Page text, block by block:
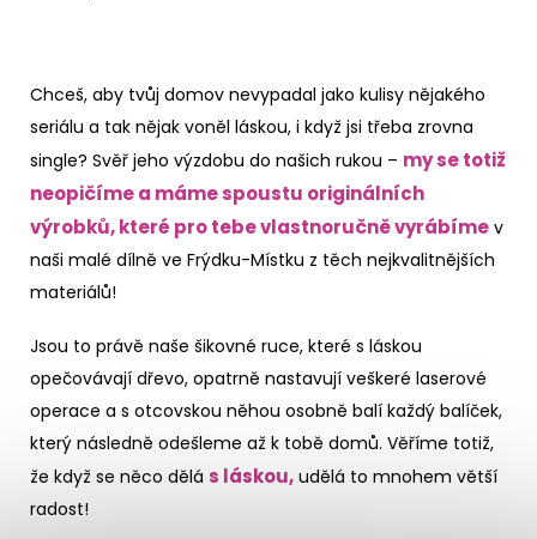
Chceš, aby tvůj domov nevypadal jako kulisy nějakého
seriálu a tak nějak voněl láskou, i když jsi třeba zrovna
single? Svěř jeho výzdobu do našich rukou – my se totiž
neopičíme a máme spoustu originálních
výrobků, které pro tebe vlastnoručně vyrábíme v
naši malé dílně ve Frýdku-Místku z těch nejkvalitnějších
materiálů!
Jsou to právě naše šikovné ruce, které s láskou
opečovávají dřevo, opatrně nastavují veškeré laserové
operace a s otcovskou něhou osobně balí každý balíček,
který následně odešleme až k tobě domů. Věříme totiž,
že když se něco dělá s láskou, udělá to mnohem větší
radost!